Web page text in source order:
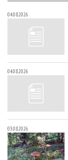
04.08.2026
04.08.2026
03.08.2026